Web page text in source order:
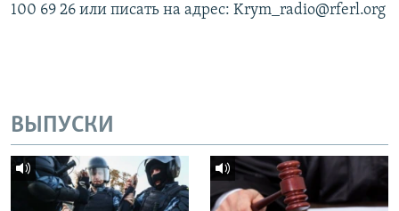
100 69 26 или писать на адрес: Krym_radio@rferl.org
ВЫПУСКИ